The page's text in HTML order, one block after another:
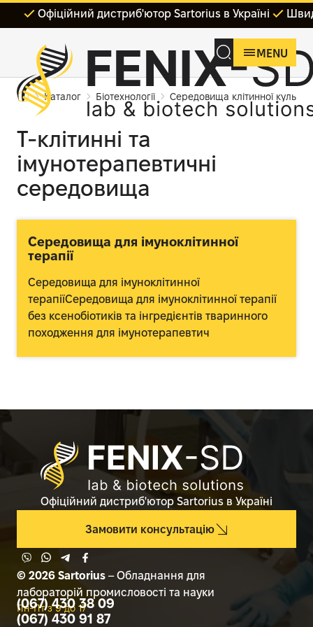
Офіційний дистриб'ютор Sartorius в Україні
MENU
Каталог Біотехнології Середовища клітинної
Т-клітинні та
імунотерапевтичні
середовища
Середовища для імуноклітинної
терапії
Середовища для імуноклітинної
терапіїСередовища для імуноклітинної терапії
без ксенобіотиків та інгредієнтів тваринного
походження для імунотерапевтич
Офіційний дистриб'ютор Sartorius в Україні
© 2026 Sartorius – Обладнання для
лабораторій промисловості та науки
Замовити консультацію
Пн-Пт з 9 до 17
(067) 430 38 09
(067) 430 91 87